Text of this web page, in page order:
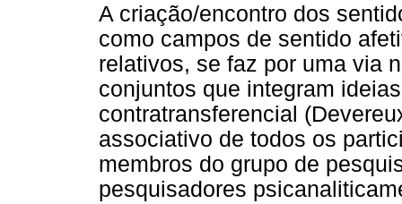
A criação/encontro dos
como campos de sentido
relativos, se faz por uma via
conjuntos que integram
contratransferencial
associativo de todos os
membros do grupo de
pesquisadores